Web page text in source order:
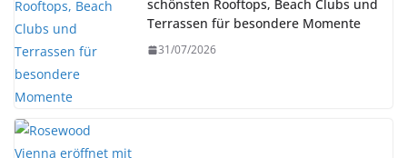
schönsten Rooftops, Beach Clubs und
Terrassen für besondere Momente
31/07/2026